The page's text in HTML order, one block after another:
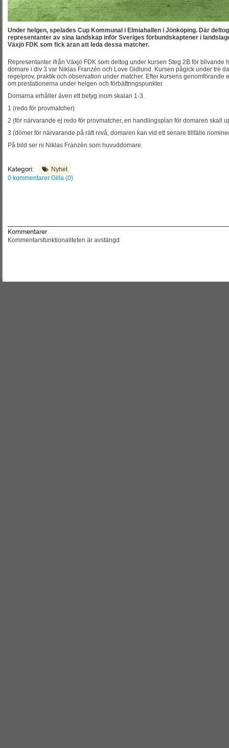
Under helgen, spelades Cup Kommunal i Elmiahallen i Jönköping. Där
representanter av sina landskap inför Sveriges förbundskaptener i
Växjö FDK som fick äran att leda dessa matcher.
Representanter ifrån Växjö FDK som deltog under kursen Steg 2B för blivande
domare i div 3 var Niklas Franzén och Love Gidlund. Kursen pågick under tre
regelprov, praktik och observation under matcher. Efter kursens genomförande
om prestationerna under helgen och förbättringspunkter.
Domarna erhåller även ett betyg inom skalan 1-3.
1 (redo för provmatcher)
2 (för närvarande ej redo för provmatcher, en handlingsplan för domaren skall
3 (dömer för närvarande på rätt nivå, domaren kan vid ett senare tillfälle
På bild ser ni Niklas Franzén som huvuddomare.
Kategori:
Nyhet
0 kommentarer Gilla (0)
Kommentarer
Kommentarsfunktionaliteten är avstängd